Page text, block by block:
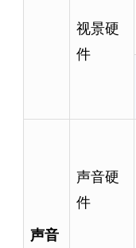
视景硬
件
声音
声音硬
件